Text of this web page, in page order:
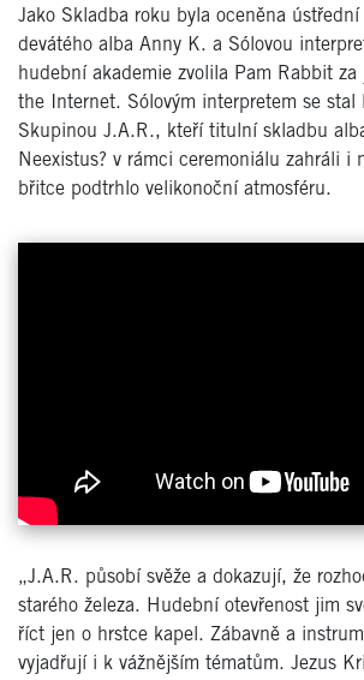
Jako Skladba roku byla oceněna
devátého alba Anny K. a Sólovou
hudební akademie zvolila Pam Rabbit
the Internet. Sólovým interpretem se stal
Skupinou J.A.R., kteří titulní skladbu
Neexistus? v rámci ceremoniálu zahráli i
břitce podtrhlo velikonoční atmosféru.
„J.A.R. působí svěže a dokazují, že
starého železa. Hudební otevřenost jim
říct jen o hrstce kapel. Zábavně a
vyjadřují i k vážnějším tématům. Jezus